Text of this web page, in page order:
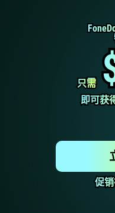
只需
只需
即可获
即可获
促
促